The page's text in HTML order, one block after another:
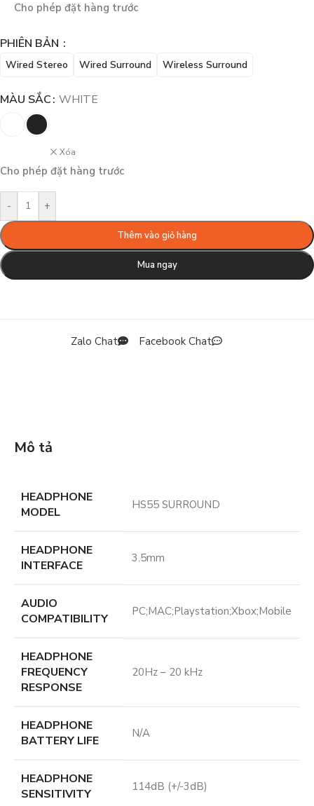
Cho phép đặt hàng trước
PHIÊN BẢN
Wired Stereo Wired Surround Wireless Surround
MÀU SẮC WHITE
Xóa
Cho phép đặt hàng trước
- +
Thêm vào giỏ hàng
Mua ngay
Zalo Chat Facebook Chat
Mô tả
HEADPHONE
MODEL
HS55 SURROUND
HEADPHONE
INTERFACE
3.5mm
AUDIO
COMPATIBILITY
PC;MAC;Playstation;Xbox;Mobile
HEADPHONE
FREQUENCY
RESPONSE
20Hz – 20 kHz
HEADPHONE
BATTERY LIFE
N/A
HEADPHONE
SENSITIVITY
114dB (+/-3dB)